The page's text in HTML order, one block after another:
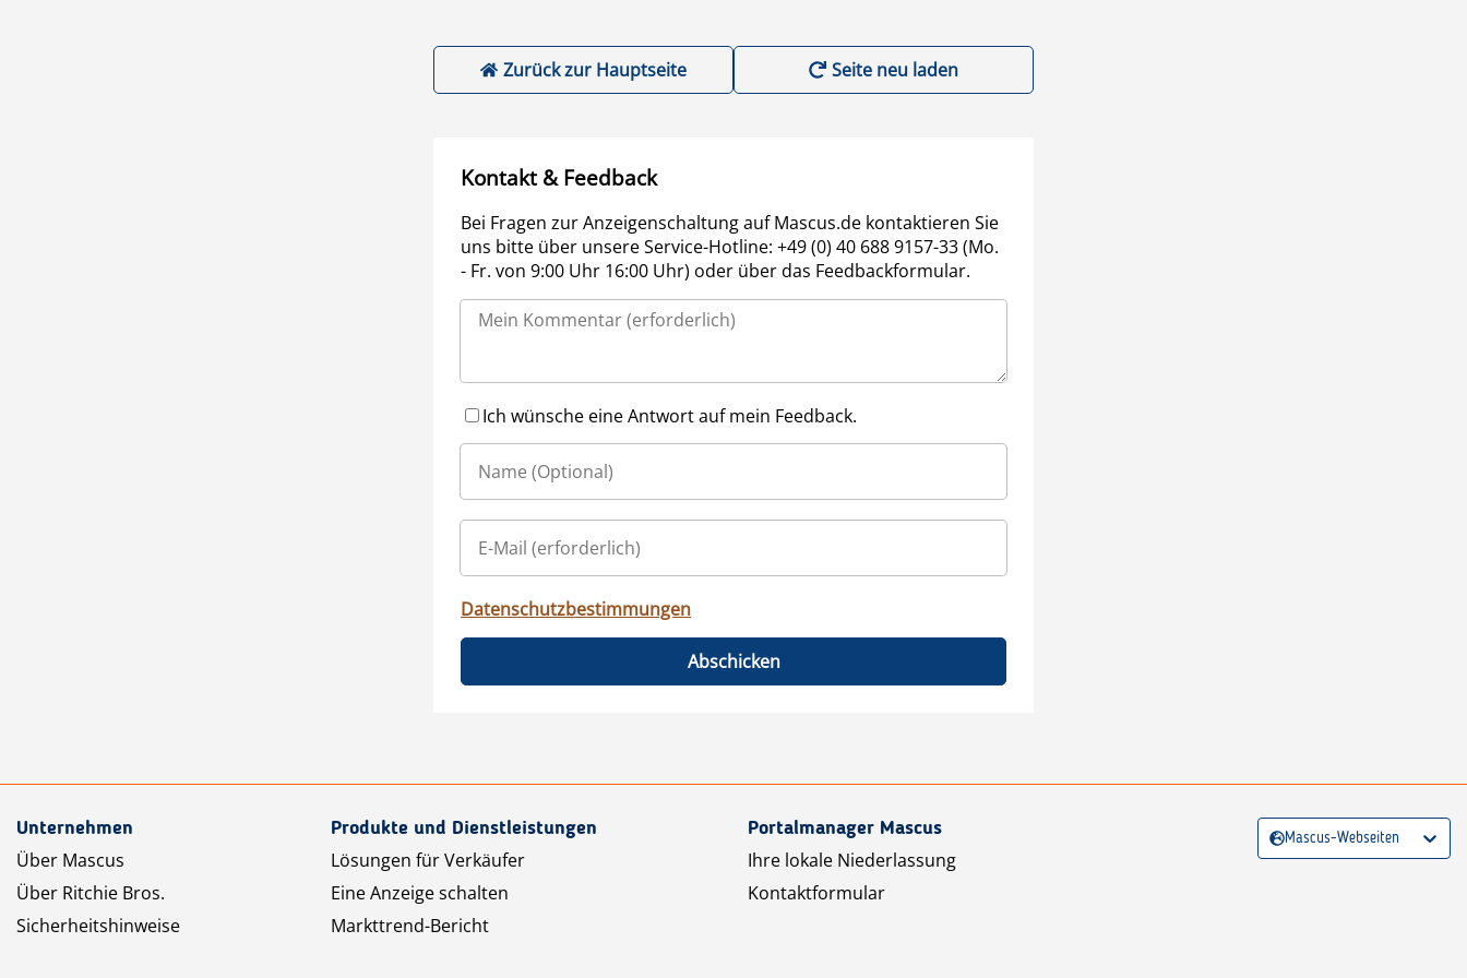
Zurück zur Hauptseite Seite neu laden
Kontakt & Feedback
Bei Fragen zur Anzeigenschaltung auf Mascus.de kontaktieren Sie
uns bitte über unsere Service-Hotline: +49 (0) 40 688 9157-33 (Mo.
- Fr. von 9:00 Uhr 16:00 Uhr) oder über das Feedbackformular.
Ich wünsche eine Antwort auf mein Feedback.
Datenschutzbestimmungen
Abschicken
Unternehmen
Über Mascus
Über Ritchie Bros.
Sicherheitshinweise
Produkte und Dienstleistungen
Lösungen für Verkäufer
Eine Anzeige schalten
Markttrend-Bericht
Portalmanager Mascus
Ihre lokale Niederlassung
Kontaktformular
Mascus-Webseiten